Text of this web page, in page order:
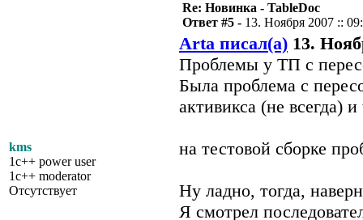
kms
1c++ power user
1c++ moderator
Отсутствует
Re: Новинка - TableDoc
Ответ #5 - 13. Ноября 2007 ::
Arta писал(а) 13.
Проблемы у ТП с
Была проблема с
активикса (не всегда)
на тестовой сборке
Ну ладно, тогда,
Я смотрел